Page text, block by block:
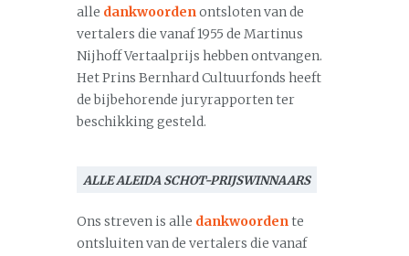
alle dankwoordenontsloten van de
vertalers die vanaf 1955 de Martinus
Nijhoff Vertaalprijs hebben ontvangen.
Het Prins Bernhard Cultuurfonds heeft
de bijbehorende juryrapporten ter
beschikking gesteld.
ALLE ALEIDA SCHOT-PRIJSWINNAARS
Ons streven is alle dankwoordente
ontsluiten van de vertalers die vanaf